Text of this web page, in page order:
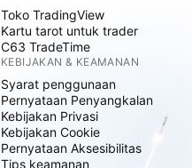
Toko TradingView
Kartu tarot untuk trader
C63 TradeTime
KEBIJAKAN & KEAMANAN
Syarat penggunaan
Pernyataan Penyangkalan
Kebijakan Privasi
Kebijakan Cookie
Pernyataan Aksesibilitas
Tips keamanan